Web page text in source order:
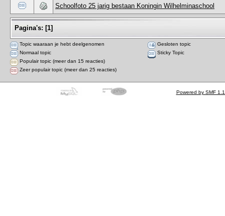
Schoolfoto 25 jarig bestaan Koningin Wilhelminaschool
Pagina's: [1]
Topic waaraan je hebt deelgenomen
Normaal topic
Populair topic (meer dan 15 reacties)
Zeer populair topic (meer dan 25 reacties)
Gesloten topic
Sticky Topic
Powered by SMF